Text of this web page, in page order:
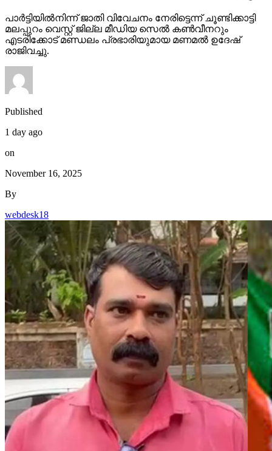
പാര്‍ട്ടിയില്‍നിന്ന് ജാതി വിവേചനം നേരിട്ടെന്ന് ചൂണ്ടിക്കാട്ടി
മലപ്പുറം വെസ്റ്റ് ജില്ല മീഡിയ സെല്‍ കണ്‍വീനറും
എടരിക്കോട് മണ്ഡലം പ്രഭാരിയുമായ മണമല്‍ ഉദേഷ്
രാജിവച്ചു.
Published
1 day ago
on
November 16, 2025
By
webdesk18